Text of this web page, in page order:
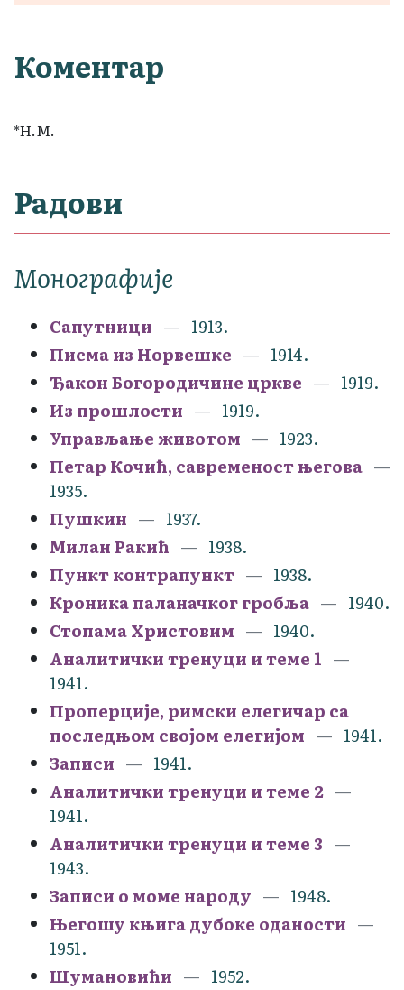
Коментар
*Н.М.
Радови
Монографије
Сапутници
1913.
Писма из Норвешке
1914.
Ђакон Богородичине цркве
1919.
Из прошлости
1919.
Управљање животом
1923.
Петар Кочић, савременост његова
1935.
Пушкин
1937.
Милан Ракић
1938.
Пункт контрапункт
1938.
Кроника паланачког гробља
1940.
Стопама Христовим
1940.
Аналитички тренуци и теме 1
1941.
Проперције, римски елегичар са
последњом својом елегијом
1941.
Записи
1941.
Аналитички тренуци и теме 2
1941.
Аналитички тренуци и теме 3
1943.
Записи о моме народу
1948.
Његошу књига дубоке оданости
1951.
Шумановићи
1952.